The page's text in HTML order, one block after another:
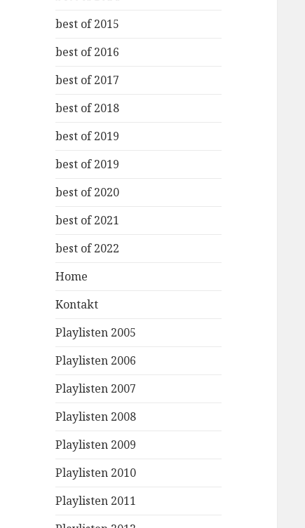
best of 2015
best of 2016
best of 2017
best of 2018
best of 2019
best of 2019
best of 2020
best of 2021
best of 2022
Home
Kontakt
Playlisten 2005
Playlisten 2006
Playlisten 2007
Playlisten 2008
Playlisten 2009
Playlisten 2010
Playlisten 2011